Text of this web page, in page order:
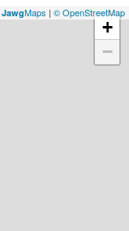
+
−
JawgMaps | © OpenStreetMap